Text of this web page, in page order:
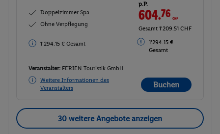
Doppelzimmer Spa
Ohne Verpflegung
1'294.15 € Gesamt
p.P.
604.76CHF
Gesamt 1'209.51 CHF
1'294.15 €
Gesamt
Veranstalter: FERIEN Touristik GmbH
Weitere Informationen des
Veranstalters
Buchen
30 weitere Angebote anzeigen